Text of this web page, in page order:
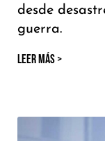
desde
guerra.
LEER MÁS >